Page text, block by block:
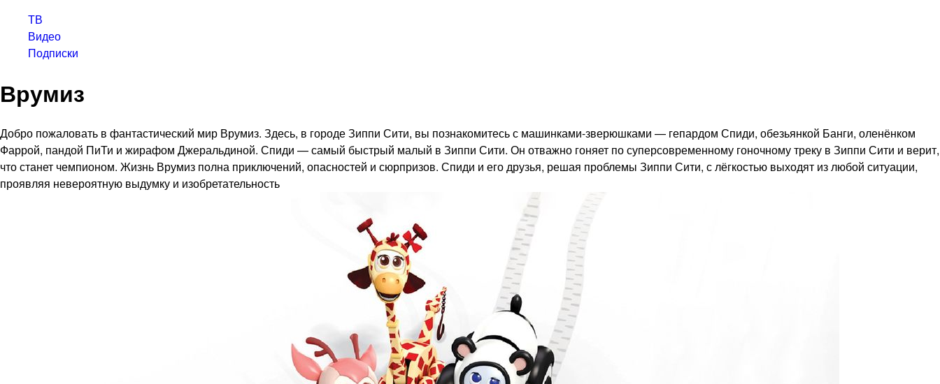
ТВ
Видео
Подписки
Врумиз
Добро пожаловать в фантастический мир Врумиз. Здесь, в городе Зиппи Сити, вы познакомитесь с машинками-зверюшками — гепардом Спиди, обезьянкой Банги, оленёнком
Фаррой, пандой ПиТи и жирафом Джеральдиной. Спиди — самый быстрый малый в Зиппи Сити. Он отважно гоняет по суперсовременному гоночному треку в Зиппи Сити и верит,
что станет чемпионом. Жизнь Врумиз полна приключений, опасностей и сюрпризов. Спиди и его друзья, решая проблемы Зиппи Сити, с лёгкостью выходят из любой ситуации,
проявляя невероятную выдумку и изобретательность